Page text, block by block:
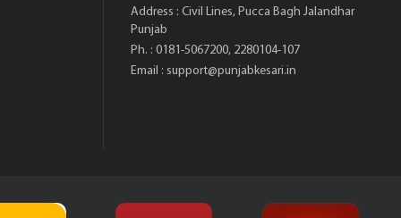
Address : Civil Lines, Pucca Bagh Jalandhar
Punjab
Ph. : 0181-5067200, 2280104-107
Email : support@punjabkesari.in